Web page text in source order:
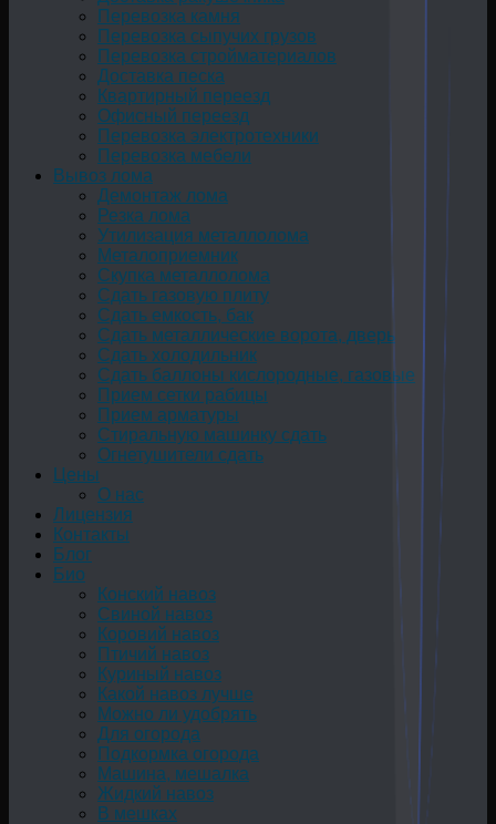
Перевозка камня
Перевозка сыпучих грузов
Перевозка стройматериалов
Доставка песка
Квартирный переезд
Офисный переезд
Перевозка электротехники
Перевозка мебели
Вывоз лома
Демонтаж лома
Резка лома
Утилизация металлолома
Металоприемник
Скупка металлолома
Сдать газовую плиту
Сдать емкость, бак
Cдать металлические ворота, дверь
Сдать холодильник
Сдать баллоны кислородные, газовые
Прием сетки рабицы
Прием арматуры
Стиральную машинку сдать
Огнетушители сдать
Цены
О нас
Лицензия
Контакты
Блог
Био
Конский навоз
Свиной навоз
Коровий навоз
Птичий навоз
Куриный навоз
Какой навоз лучше
Можно ли удобрять
Для огорода
Подкормка огорода
Машина, мешалка
Жидкий навоз
В мешках